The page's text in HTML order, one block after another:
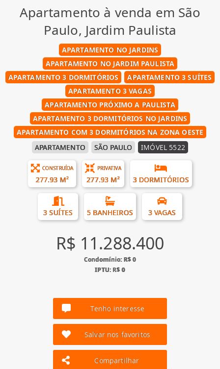
Apartamento à venda em São
Paulo, Jardim Paulista
APARTAMENTO NO JARDINS
APARTAMENTO NO JARDIM PAULISTA
APARTAMENTO 3 DORMITÓRIOS
APARTAMENTO 3 SUÍTES
APARTAMENTO 3 VAGAS
APARTAMENTO PRÓXIMO A PAULISTA
APARTAMENTO 3 DORMITÓRIOS NO JARDINS
APARTAMENTO COM 3 DORMITÓRIOS NA ZONA OESTE
APARTAMENTO
SÃO PAULO IMÓVEL 5522
CONSTRUÍDA
277.93 M²
PRIVATIVA
277.93 M² 3 DORMITÓRIOS
3 SUÍTES 5 BANHEIROS 3 VAGAS
R$ 11.288.400
Condomínio: R$ 0
IPTU: R$ 0
Tenho interesse
Salvar nos favoritos
Compartilhar